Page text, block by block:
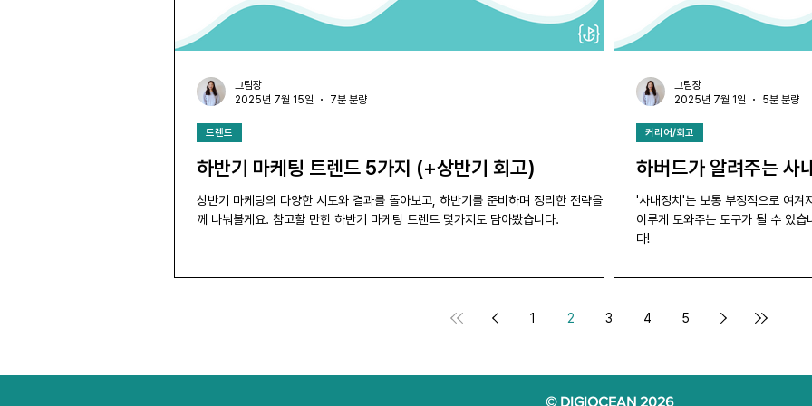
하반기 마케팅 트렌드 5가지 (+상반기 회고)
상반기 마케팅의 다양한 시도와 결과를 돌아보고, 하반기를 준비하며 정리한 전략을 함
께 나눠볼게요. 참고할 만한 하반기 마케팅 트렌드 몇가지도 담아봤습니다.
트렌드
그팀장
2025년 7월 15일
7분 분량
하버드가 알려주는 사
'사내정치'는 보통 부정적으로 여겨
이루게 도와주는 도구가 될 수 있
다!
커리어/회고
그팀장
2025년 7월 1일
5분 분량
1 2 3 4 5
© DIGIOCEAN 2026